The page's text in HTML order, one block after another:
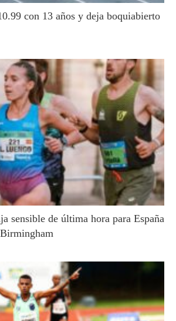
con 13 años y deja boquiabierto
sensible de última hora para España